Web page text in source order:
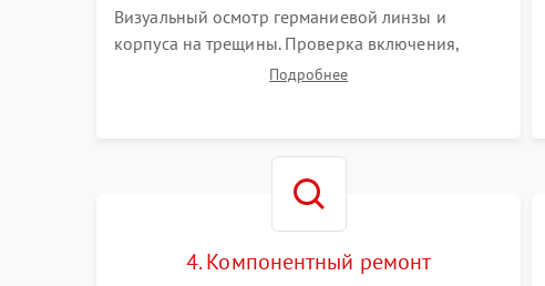
Визуальный осмотр германиевой линзы и
корпуса на трещины. Проверка включения,
реакции кнопок и разъемов зарядки. Оценка
Подробнее
4. Компонентный ремонт